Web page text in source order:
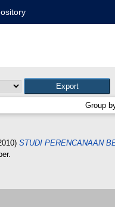
Group
STUDI PERENCANAAN